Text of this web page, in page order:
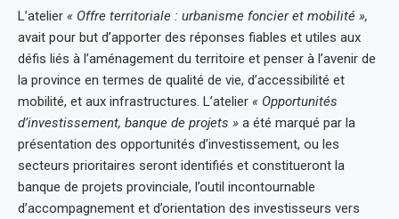
L’atelier « Offre territoriale : urbanisme foncier et mobilité »,
avait pour but d’apporter des réponses fiables et utiles aux
défis liés à l’aménagement du territoire et penser à l’avenir de
la province en termes de qualité de vie, d’accessibilité et
mobilité, et aux infrastructures. L’atelier « Opportunités
d’investissement, banque de projets » a été marqué par la
présentation des opportunités d’investissement, ou les
secteurs prioritaires seront identifiés et constitueront la
banque de projets provinciale, l’outil incontournable
d’accompagnement et d’orientation des investisseurs vers